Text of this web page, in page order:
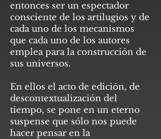
entonces ser un espectador
consciente de los artilugios y de
cada uno de los mecanismos
que cada uno de los autores
emplea para la construcción de
sus universos.
​En ellos el acto de edición, de
descontextualización del
tiempo, se pone en un eterno
suspense que sólo nos puede
hacer pensar en la